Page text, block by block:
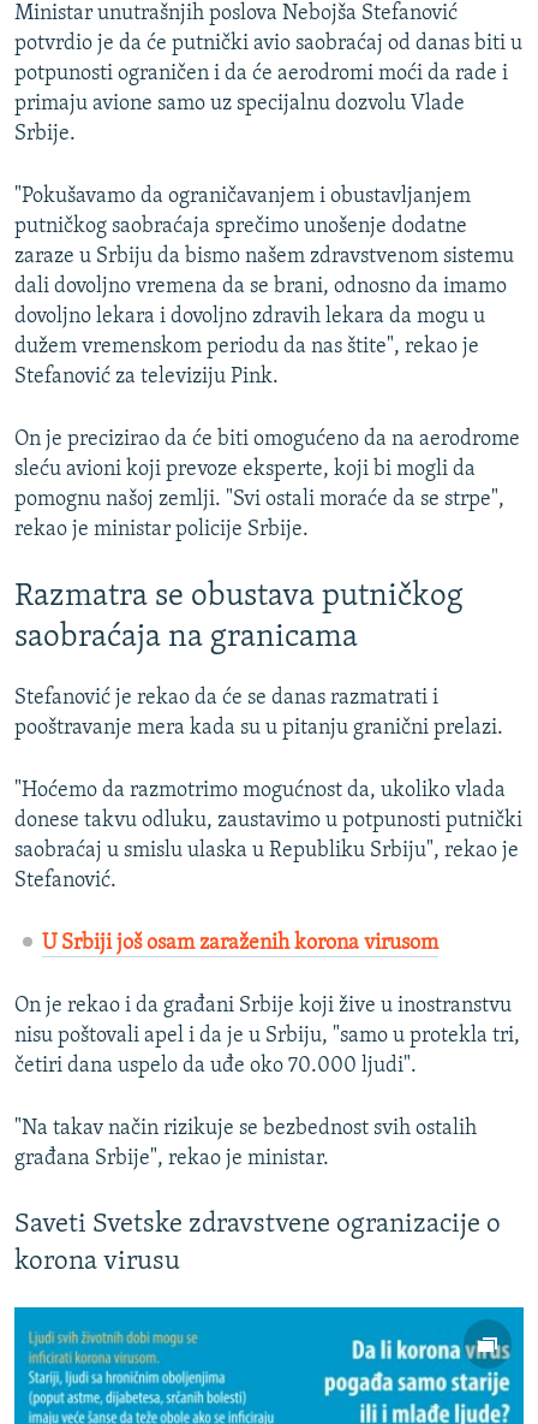
Ministar unutrašnjih poslova Nebojša Stefanović
potvrdio je da će putnički avio saobraćaj od danas biti u
potpunosti ograničen i da će aerodromi moći da rade i
primaju avione samo uz specijalnu dozvolu Vlade
Srbije.
"Pokušavamo da ograničavanjem i obustavljanjem
putničkog saobraćaja sprečimo unošenje dodatne
zaraze u Srbiju da bismo našem zdravstvenom sistemu
dali dovoljno vremena da se brani, odnosno da imamo
dovoljno lekara i dovoljno zdravih lekara da mogu u
dužem vremenskom periodu da nas štite", rekao je
Stefanović za televiziju Pink.
On je precizirao da će biti omogućeno da na aerodrome
sleću avioni koji prevoze eksperte, koji bi mogli da
pomognu našoj zemlji. "Svi ostali moraće da se strpe",
rekao je ministar policije Srbije.
Razmatra se obustava putničkog
saobraćaja na granicama
Stefanović je rekao da će se danas razmatrati i
pooštravanje mera kada su u pitanju granični prelazi.
"Hoćemo da razmotrimo mogućnost da, ukoliko vlada
donese takvu odluku, zaustavimo u potpunosti putnički
saobraćaj u smislu ulaska u Republiku Srbiju", rekao je
Stefanović.
U Srbiji još osam zaraženih korona virusom
On je rekao i da građani Srbije koji žive u inostranstvu
nisu poštovali apel i da je u Srbiju, "samo u protekla tri,
četiri dana uspelo da uđe oko 70.000 ljudi".
"Na takav način rizikuje se bezbednost svih ostalih
građana Srbije", rekao je ministar.
Saveti Svetske zdravstvene ogranizacije o
korona virusu